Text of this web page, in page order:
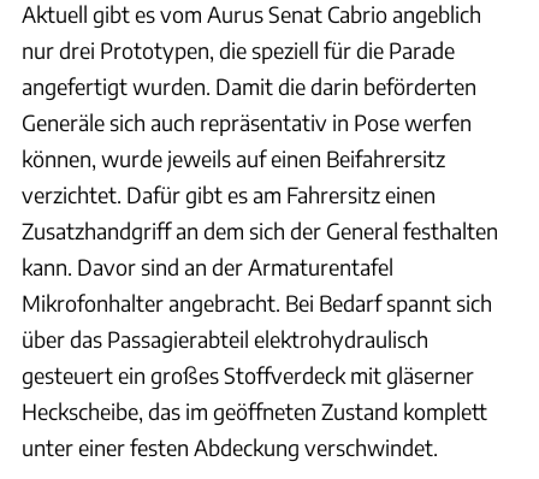
Aktuell gibt es vom Aurus Senat Cabrio angeblich
nur drei Prototypen, die speziell für die Parade
angefertigt wurden. Damit die darin beförderten
Generäle sich auch repräsentativ in Pose werfen
können, wurde jeweils auf einen Beifahrersitz
verzichtet. Dafür gibt es am Fahrersitz einen
Zusatzhandgriff an dem sich der General festhalten
kann. Davor sind an der Armaturentafel
Mikrofonhalter angebracht. Bei Bedarf spannt sich
über das Passagierabteil elektrohydraulisch
gesteuert ein großes Stoffverdeck mit gläserner
Heckscheibe, das im geöffneten Zustand komplett
unter einer festen Abdeckung verschwindet.